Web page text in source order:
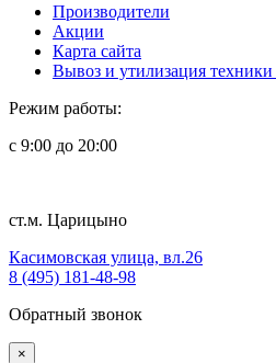
Производители
Акции
Карта сайта
Вывоз и утилизация
Режим работы:
с 9:00 до 20:00
ст.м. Царицыно
Касимовская улица, вл.26
8 (495) 181-48-98
Обратный звонок
×